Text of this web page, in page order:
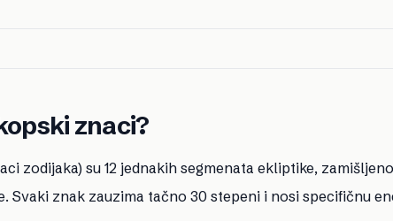
znaci?
zodijaka) su 12 jednakih segmenata ekliptike,
Svaki znak zauzima tačno 30 stepeni i nosi specifičnu